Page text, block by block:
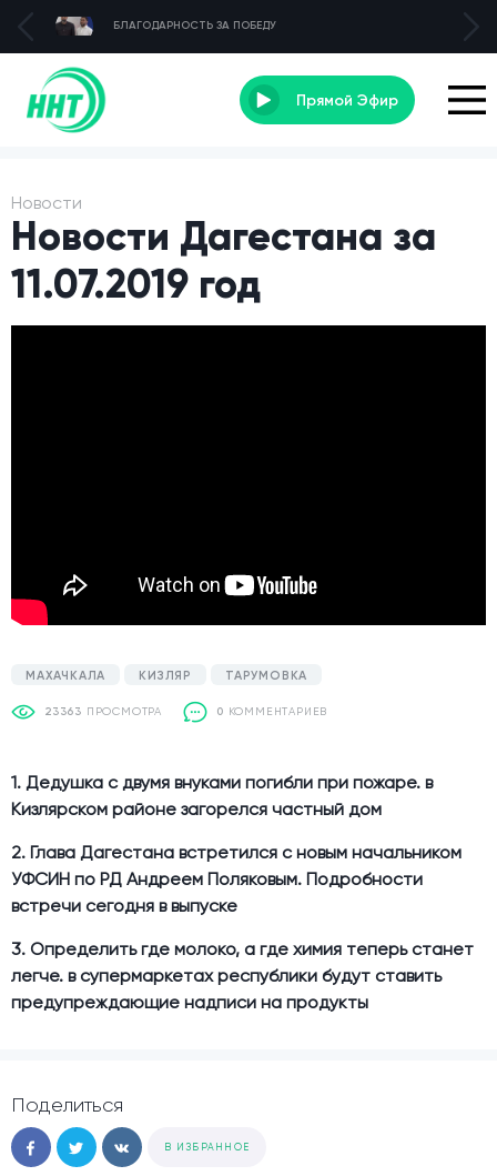
БЛАГОДАРНОСТЬ ЗА ПОБЕДУ
Прямой Эфир
Новости
Новости Дагестана за
11.07.2019 год
МАХАЧКАЛА КИЗЛЯР ТАРУМОВКА
23363 ПРОСМОТРА 0 КОММЕНТАРИЕВ
1. Дедушка с двумя внуками погибли при пожаре. в
Кизлярском районе загорелся частный дом
2. Глава Дагестана встретился с новым начальником
УФСИН по РД Андреем Поляковым. Подробности
встречи сегодня в выпуске
3. Определить где молоко, а где химия теперь станет
легче. в супермаркетах республики будут ставить
предупреждающие надписи на продукты
Поделиться
В ИЗБРАННОЕ